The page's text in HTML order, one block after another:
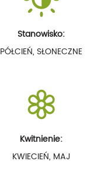
Stanowisko:
PÓŁCIEŃ, SŁONECZNE
Kwitnienie:
KWIECIEŃ, MAJ